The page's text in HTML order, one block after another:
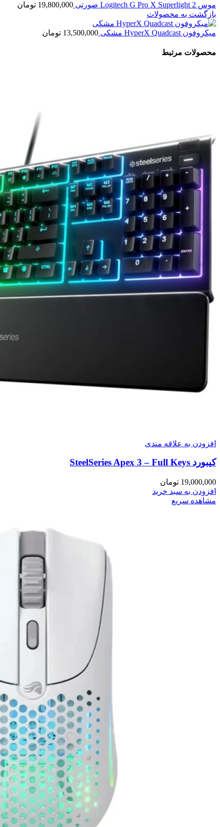
موس Logitech G Pro X Superlight 2 صورتی 19,800,000 تومان
بازگشت به محصولات
میکروفون HyperX Quadcast مشکی 13,500,000 تومان
محصولات مرتبط
افزودن به علاقه مندی
کیبورد SteelSeries Apex 3 – Full Keys
19,000,000 تومان
افزودن به سبد خرید
مشاهده سریع